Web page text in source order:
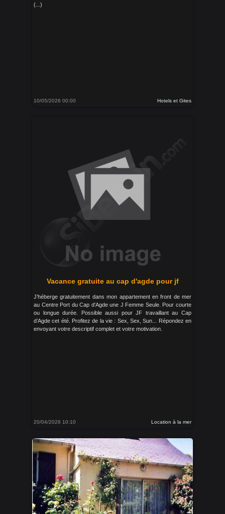
(...)
10/05/2026 00:00 Hotels et Gites
Vacance gratuite au cap d'agde pour jf
J’héberge gratuitement dans mon appartement en front de mer
au Centre Port du Cap d'Agde une J Femme Seule. Pour courte
ou longue durée. Possible aussi pour JF travaillant au Cap
d’Agde cet été. Profitez de la vie : Sex, Sex, Sun... Répondez en
envoyant votre descriptif complet et votre motivation.
20/04/2026 10:10 Location à la mer